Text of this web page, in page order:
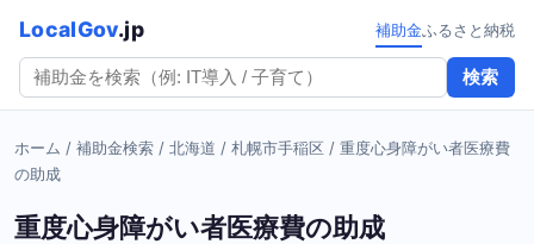
LocalGov.jp
検索
補助金ふるさと納税
ホーム / 補助金検索 / 北海道 / 札幌市手稲区 / 重度心身障がい者医療費
の助成
重度心身障がい者医療費の助成